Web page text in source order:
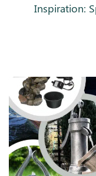
Inspiration: